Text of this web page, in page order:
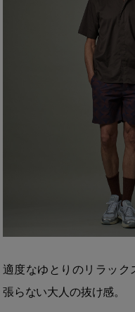
適度なゆとりのリラッ
張らない大人の抜け感。